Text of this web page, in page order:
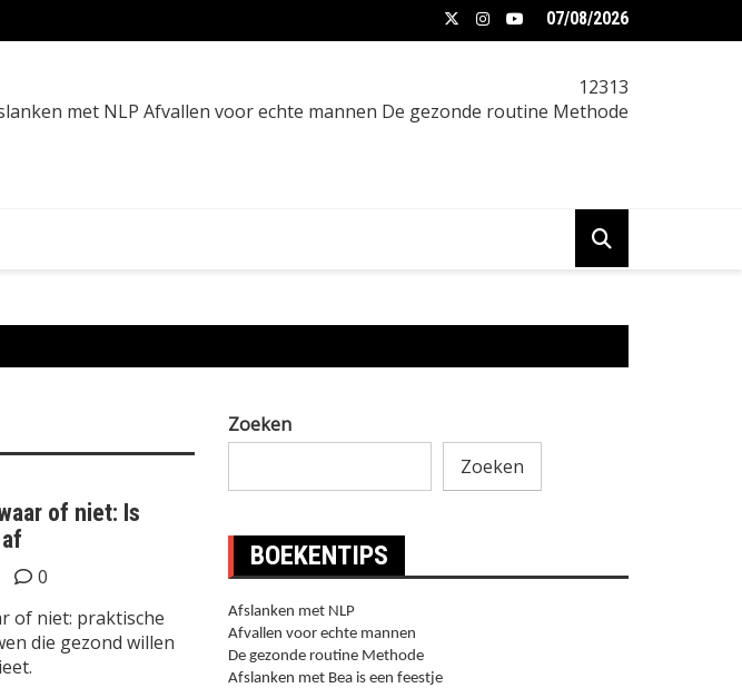
Afvallen zonder honger: zo pak je het slim aan07/08/2026
12313
met NLP Afvallen voor echte mannen De gezonde routine Methode
of niet: Is
0
of niet: praktische
die gezond willen
Zoeken
Zoeken
BOEKENTIPS
Afslanken met NLP
Afvallen voor echte mannen
De gezonde routine Methode
Afslanken met Bea is een feestje